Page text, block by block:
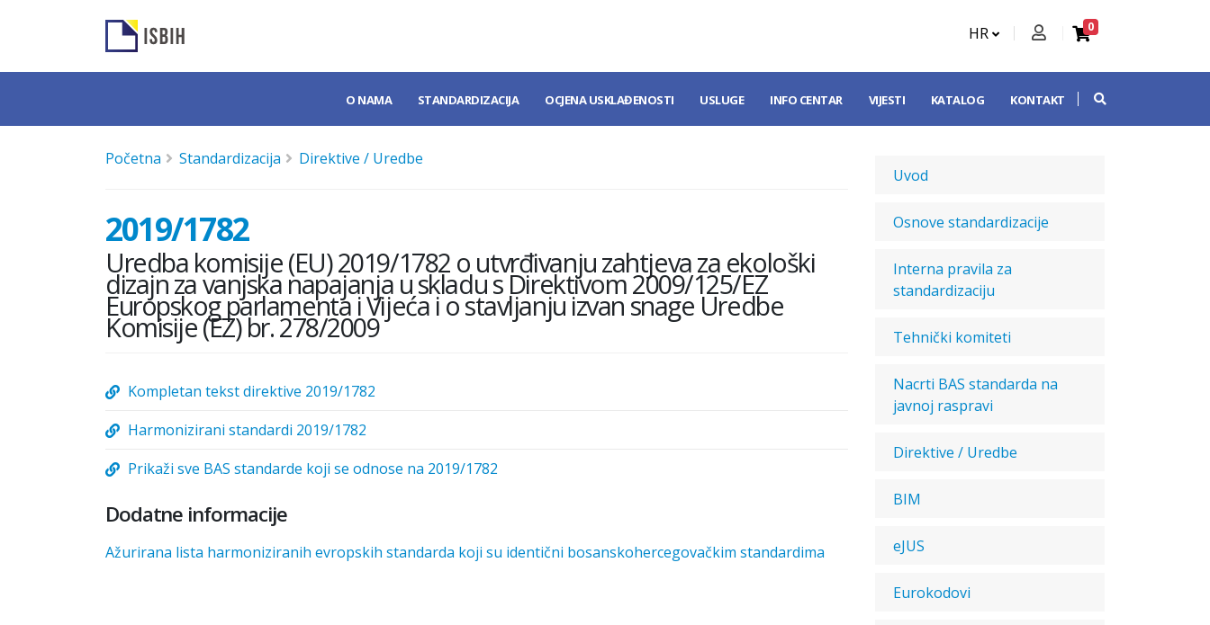
HR 0
O NAMA STANDARDIZACIJA OCJENA USKLAĐENOSTI USLUGE INFO CENTAR VIJESTI KATALOG KONTAKT
Početna Standardizacija Direktive / Uredbe
2019/1782
Uredba komisije (EU) 2019/1782 o utvrđivanju zahtjeva za ekološki
dizajn za vanjska napajanja u skladu s Direktivom 2009/125/EZ
Europskog parlamenta i Vijeća i o stavljanju izvan snage Uredbe
Komisije (EZ) br. 278/2009
Kompletan tekst direktive 2019/1782
Harmonizirani standardi 2019/1782
Prikaži sve BAS standarde koji se odnose na 2019/1782
Dodatne informacije
Ažurirana lista harmoniziranih evropskih standarda koji su identični bosanskohercegovačkim standardima
Uvod
Osnove standardizacije
Interna pravila za
standardizaciju
Tehnički komiteti
Nacrti BAS standarda na
javnoj raspravi
Direktive / Uredbe
BIM
eJUS
Eurokodovi